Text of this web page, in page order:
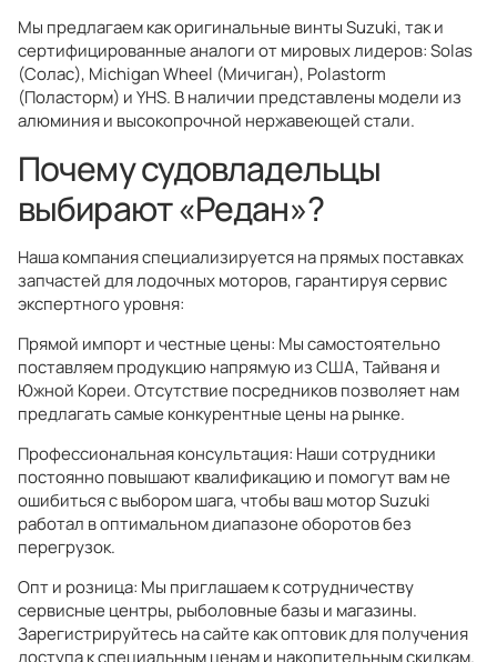
Мы предлагаем как оригинальные винты Suzuki, так и
сертифицированные аналоги от мировых лидеров: Solas
(Солас), Michigan Wheel (Мичиган), Polastorm
(Поласторм) и YHS. В наличии представлены модели из
алюминия и высокопрочной нержавеющей стали.
Почему судовладельцы
выбирают «Редан»?
Наша компания специализируется на прямых поставках
запчастей для лодочных моторов, гарантируя сервис
экспертного уровня:
Прямой импорт и честные цены: Мы самостоятельно
поставляем продукцию напрямую из США, Тайваня и
Южной Кореи. Отсутствие посредников позволяет нам
предлагать самые конкурентные цены на рынке.
Профессиональная консультация: Наши сотрудники
постоянно повышают квалификацию и помогут вам не
ошибиться с выбором шага, чтобы ваш мотор Suzuki
работал в оптимальном диапазоне оборотов без
перегрузок.
Опт и розница: Мы приглашаем к сотрудничеству
сервисные центры, рыболовные базы и магазины.
Зарегистрируйтесь на сайте как оптовик для получения
доступа к специальным ценам и накопительным скидкам.